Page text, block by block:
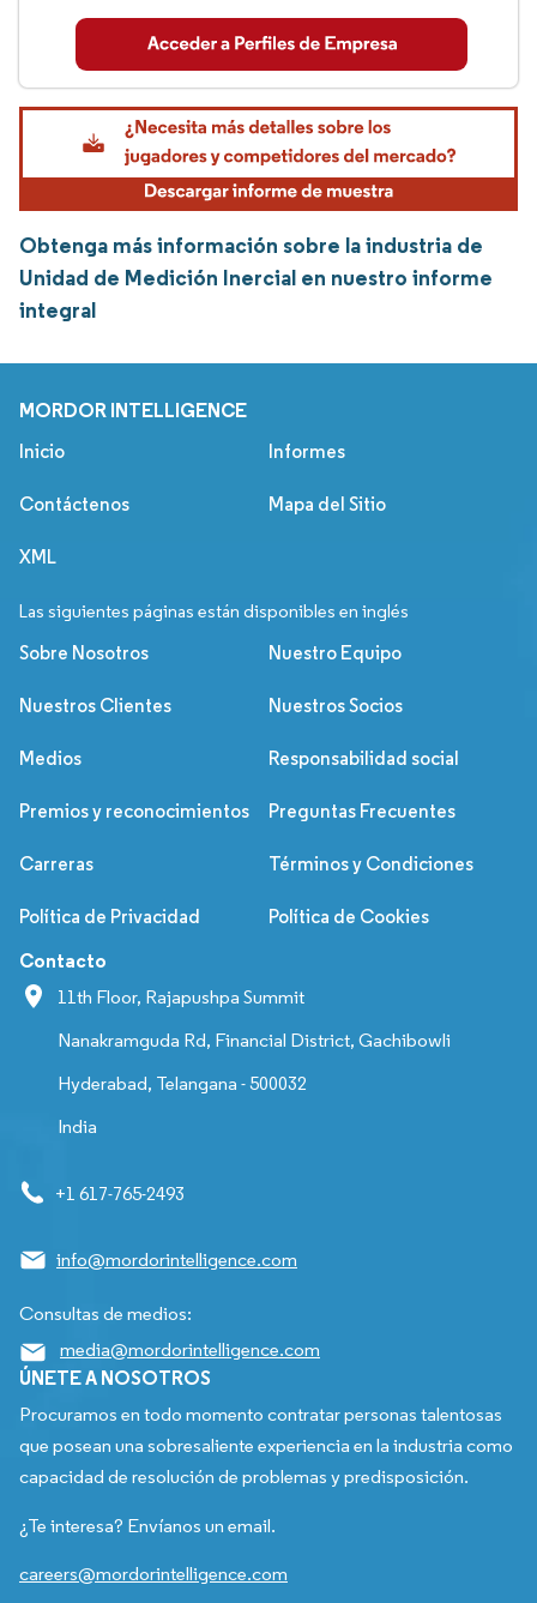
Obtenga más información sobre la industria de
Unidad de Medición Inercial en nuestro informe
integral
MORDOR INTELLIGENCE
Inicio Informes
Contáctenos Mapa del Sitio
XML
Las siguientes páginas están disponibles en inglés
Sobre Nosotros Nuestro Equipo
Nuestros Clientes Nuestros Socios
Medios Responsabilidad social
Premios y reconocimientos Preguntas Frecuentes
Carreras Términos y Condiciones
Política de Privacidad Política de Cookies
Contacto
11th Floor, Rajapushpa Summit
Nanakramguda Rd, Financial District, Gachibowli
Hyderabad, Telangana - 500032
India
+1 617-765-2493
info@mordorintelligence.com
Consultas de medios:
media@mordorintelligence.com
ÚNETE A NOSOTROS
Procuramos en todo momento contratar personas talentosas
que posean una sobresaliente experiencia en la industria como
capacidad de resolución de problemas y predisposición.
¿Te interesa? Envíanos un email.
careers@mordorintelligence.com